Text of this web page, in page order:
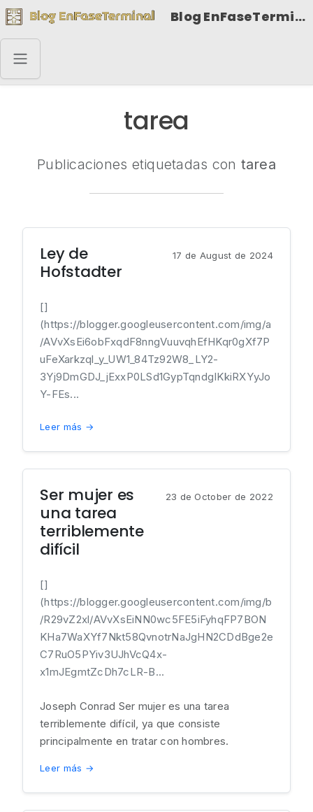
Blog EnFaseTerminal
tarea
Publicaciones etiquetadas con tarea
Ley de
Hofstadter
17 de August de 2024
[]
(https://blogger.googleusercontent.com/img/a
/AVvXsEi6obFxqdF8nngVuuvqhEfHKqr0gXf7P
uFeXarkzql_y_UW1_84Tz92W8_LY2-
3Yj9DmGDJ_jExxP0LSd1GypTqndgIKkiRXYyJo
Y-FEs...
Leer más →
Ser mujer es
una tarea
terriblemente
difícil
23 de October de 2022
[]
(https://blogger.googleusercontent.com/img/b
/R29vZ2xl/AVvXsEiNN0wc5FE5iFyhqFP7BON
KHa7WaXYf7Nkt58QvnotrNaJgHN2CDdBge2e
C7RuO5PYiv3UJhVcQ4x-
x1mJEgmtZcDh7cLR-B...
Joseph Conrad Ser mujer es una tarea
terriblemente difícil, ya que consiste
principalmente en tratar con hombres.
Leer más →